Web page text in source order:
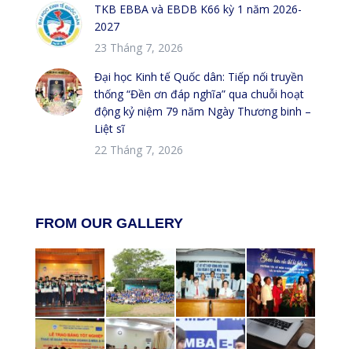
TKB EBBA và EBDB K66 kỳ 1 năm 2026-
2027
23 Tháng 7, 2026
Đại học Kinh tế Quốc dân: Tiếp nối truyền
thống “Đền ơn đáp nghĩa” qua chuỗi hoạt
động kỷ niệm 79 năm Ngày Thương binh –
Liệt sĩ
22 Tháng 7, 2026
FROM OUR GALLERY